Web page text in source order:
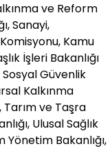
ve Reform
Sanayi,
Kamu
İşleri Bakanlığı
Sosyal Güvenlik
Kalkınma
Tarım ve Taşra
Ulusal Sağlık
Yönetim Bakanlığı,